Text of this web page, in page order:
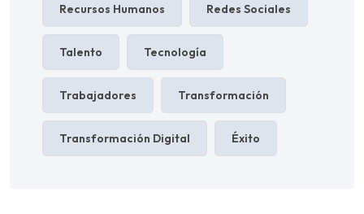
Recursos Humanos Redes Sociales
Talento Tecnología
Trabajadores Transformación
Transformación Digital Éxito